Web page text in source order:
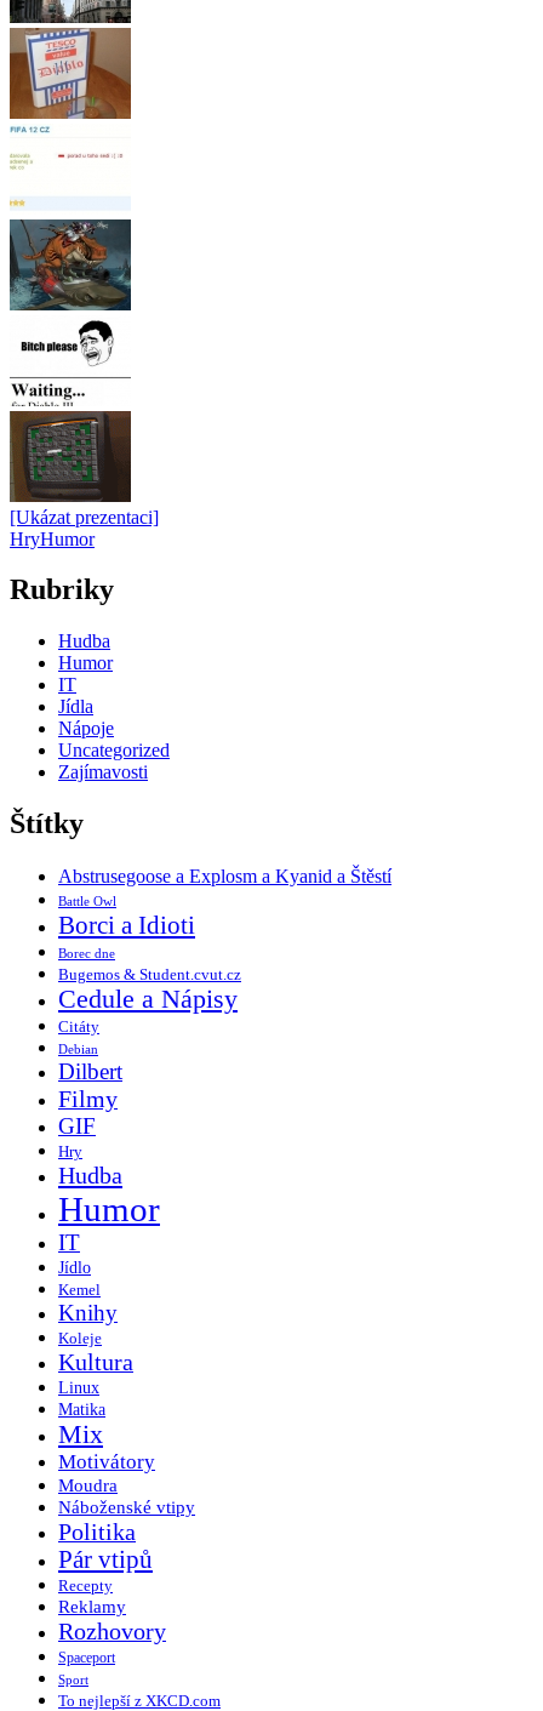
[Ukázat prezentaci]
HryHumor
Rubriky
Hudba
Humor
IT
Jídla
Nápoje
Uncategorized
Zajímavosti
Štítky
Abstrusegoose a Explosm a Kyanid a Štěstí
Battle Owl
Borci a Idioti
Borec dne
Bugemos & Student.cvut.cz
Cedule a Nápisy
Citáty
Debian
Dilbert
Filmy
GIF
Hry
Hudba
Humor
IT
Jídlo
Kemel
Knihy
Koleje
Kultura
Linux
Matika
Mix
Motivátory
Moudra
Náboženské vtipy
Politika
Pár vtipů
Recepty
Reklamy
Rozhovory
Spaceport
Sport
To nejlepší z XKCD.com